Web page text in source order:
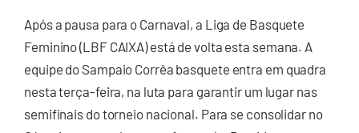
Após a pausa para o Carnaval, a Liga de Basquete
Feminino (LBF CAIXA) está de volta esta semana. A
equipe do Sampaio Corrêa basquete entra em quadra
nesta terça-feira, na luta para garantir um lugar nas
semifinais do torneio nacional. Para se consolidar no